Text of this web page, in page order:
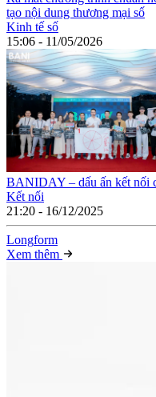
tạo nội dung thương mại số
Kinh tế số
15:06 - 11/05/2026
BANIDAY – dấu ấn kết nối
Kết nối
21:20 - 16/12/2025
Longform
Xem thêm